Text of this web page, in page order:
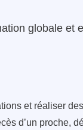
globale et
et réaliser
d’un proche,